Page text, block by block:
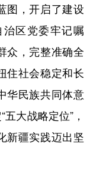
图，开启了建设
区党委牢记嘱
众，完整准确全
住社会稳定和长
华民族共同体意
大战略定位”，
新疆实践迈出坚